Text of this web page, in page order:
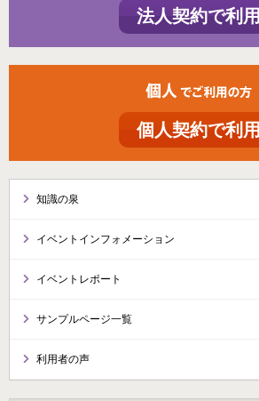
法人契約で利用
個人契約で利用
知識の泉
イベントインフォメーション
イベントレポート
サンプルページ一覧
利用者の声